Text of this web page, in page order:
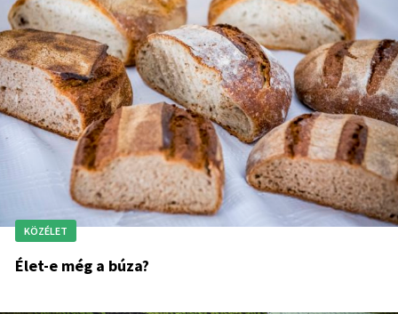
KÖZÉLET
Élet-e még a búza?